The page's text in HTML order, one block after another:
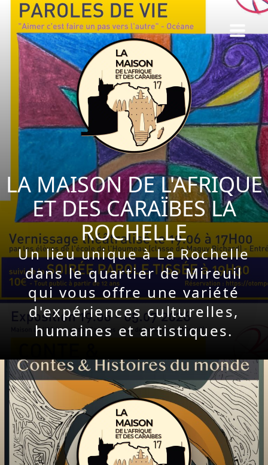
LA MAISON DE L'AFRIQUE
ET DES CARAÏBES LA
ROCHELLE
Un lieu unique à La Rochelle
dans le quartier de Mireuil
qui vous offre une variété
d'expériences culturelles,
humaines et artistiques.